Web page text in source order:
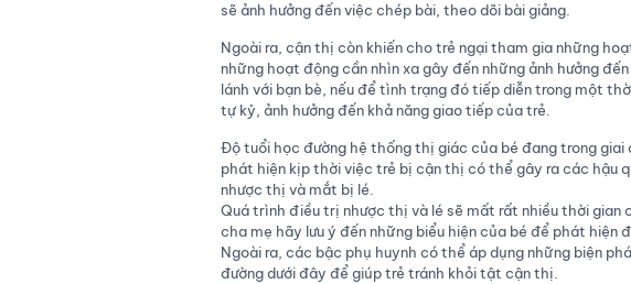
sẽ ảnh hưởng đến việc chép bài, theo dõi bài giảng.
Ngoài ra, cận thị còn khiến cho trẻ ngại tham gia những
những hoạt động cần nhìn xa gây đến những ảnh hưởng
lánh với bạn bè, nếu để tình trạng đó tiếp diễn trong một
tự kỷ, ảnh hưởng đến khả năng giao tiếp của trẻ.
Độ tuổi học đường hệ thống thị giác của bé đang trong giai
phát hiện kịp thời việc trẻ bị cận thị có thể gây ra các hậu
nhược thị và mắt bị lé.
Quá trình điều trị nhược thị và lé sẽ mất rất nhiều thời gian
cha mẹ hãy lưu ý đến những biểu hiện của bé để phát hiện
Ngoài ra, các bậc phụ huynh có thể áp dụng những biện
đường dưới đây để giúp trẻ tránh khỏi tật cận thị.